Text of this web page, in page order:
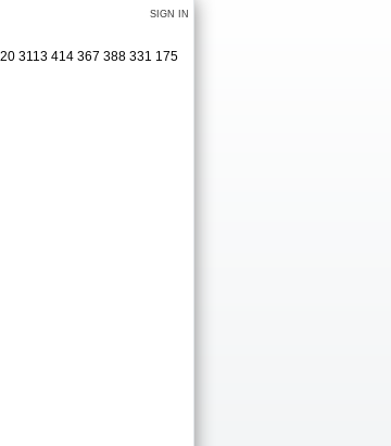
SIGN IN
3113 414 367 388 331 175